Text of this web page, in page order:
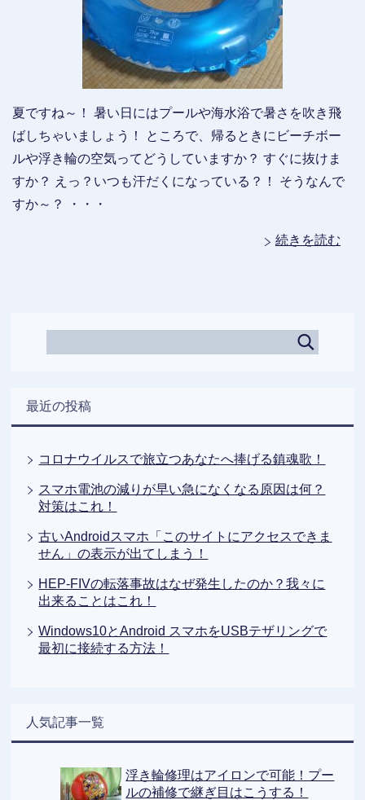
夏ですね～！ 暑い日にはプールや海水浴で暑さを吹き飛
ばしちゃいましょう！ ところで、帰るときにビーチボー
ルや浮き輪の空気ってどうしていますか？ すぐに抜けま
すか？ えっ？いつも汗だくになっている？！ そうなんで
すか～？ ・・・
続きを読む
最近の投稿
コロナウイルスで旅立つあなたへ捧げる鎮魂歌！
スマホ電池の減りが早い急になくなる原因は何？
対策はこれ！
古いAndroidスマホ「このサイトにアクセスできま
せん」の表示が出てしまう！
HEP-FIVの転落事故はなぜ発生したのか？我々に
出来ることはこれ！
Windows10とAndroid スマホをUSBテザリングで
最初に接続する方法！
人気記事一覧
浮き輪修理はアイロンで可能！プー
ルの補修で継ぎ目はこうする！